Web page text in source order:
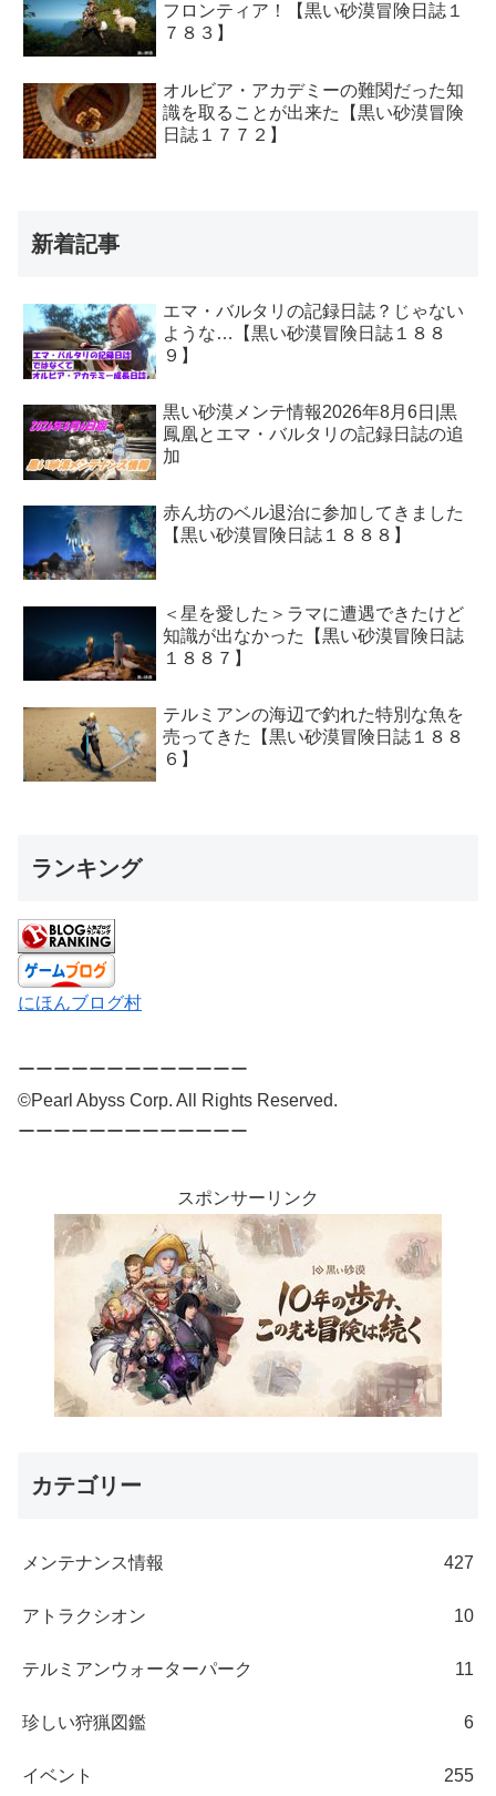
フロンティア！【黒い砂漠冒険日誌１
７８３】
オルビア・アカデミーの難関だった知
識を取ることが出来た【黒い砂漠冒険
日誌１７７２】
新着記事
エマ・バルタリの記録日誌？じゃない
ような…【黒い砂漠冒険日誌１８８
９】
黒い砂漠メンテ情報2026年8月6日|黒
鳳凰とエマ・バルタリの記録日誌の追
加
赤ん坊のベル退治に参加してきました
【黒い砂漠冒険日誌１８８８】
＜星を愛した＞ラマに遭遇できたけど
知識が出なかった【黒い砂漠冒険日誌
１８８７】
テルミアンの海辺で釣れた特別な魚を
売ってきた【黒い砂漠冒険日誌１８８
６】
ランキング
にほんブログ村
ーーーーーーーーーーーーー
©Pearl Abyss Corp. All Rights Reserved.
ーーーーーーーーーーーーー
スポンサーリンク
カテゴリー
メンテナンス情報 427
アトラクシオン 10
テルミアンウォーターパーク 11
珍しい狩猟図鑑 6
イベント 255